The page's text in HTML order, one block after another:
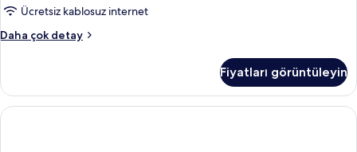
daha
fazla
detay
Adults
1
tüm
fotoğrafları
Ücretsiz kablosuz internet
Daha çok detay
Üç
Manzaralı
(2
Adults
Fiyatları görüntüleyin